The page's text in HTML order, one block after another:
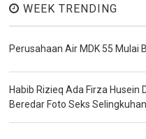
WEEK TRENDING
Perusahaan Air MDK 55 Mulai
Habib Rizieq Ada Firza Husein
Beredar Foto Seks